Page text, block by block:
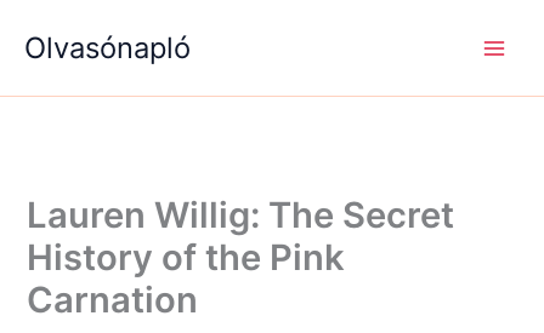
Olvasónapló
Lauren Willig: The Secret
History of the Pink
Carnation
e
a
é
g
k
é
g
k